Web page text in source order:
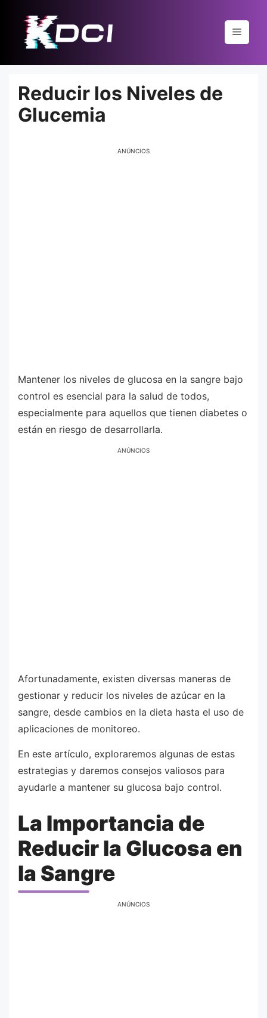
conteúdo
Menu
Reducir los Niveles de
Glucemia
ANÚNCIOS
Mantener los niveles de glucosa en la sangre bajo
control es esencial para la salud de todos,
especialmente para aquellos que tienen diabetes o
están en riesgo de desarrollarla.
ANÚNCIOS
Afortunadamente, existen diversas maneras de
gestionar y reducir los niveles de azúcar en la
sangre, desde cambios en la dieta hasta el uso de
aplicaciones de monitoreo.
En este artículo, exploraremos algunas de estas
estrategias y daremos consejos valiosos para
ayudarle a mantener su glucosa bajo control.
La Importancia de
Reducir la Glucosa en
la Sangre
ANÚNCIOS